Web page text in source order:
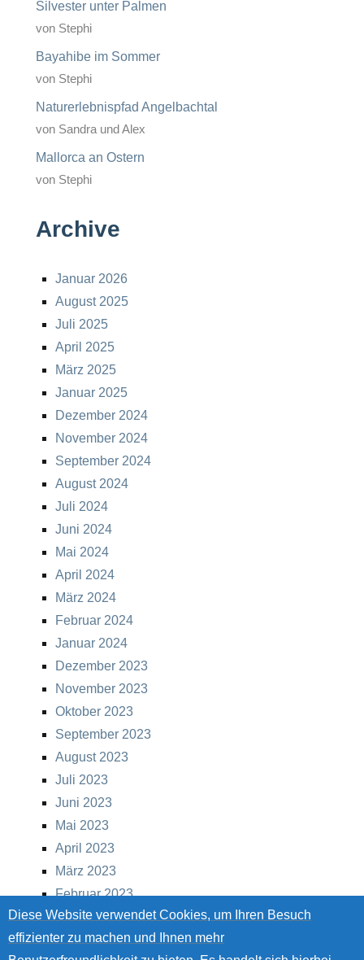
Silvester unter Palmen
von Stephi
Bayahibe im Sommer
von Stephi
Naturerlebnispfad Angelbachtal
von Sandra und Alex
Mallorca an Ostern
von Stephi
Archive
Januar 2026
August 2025
Juli 2025
April 2025
März 2025
Januar 2025
Dezember 2024
November 2024
September 2024
August 2024
Juli 2024
Juni 2024
Mai 2024
April 2024
März 2024
Februar 2024
Januar 2024
Dezember 2023
November 2023
Oktober 2023
September 2023
August 2023
Juli 2023
Juni 2023
Mai 2023
April 2023
März 2023
Februar 2023
Januar 2023
Dezember 2022
Diese Website verwendet Cookies, um Ihren Besuch
effizienter zu machen und Ihnen mehr